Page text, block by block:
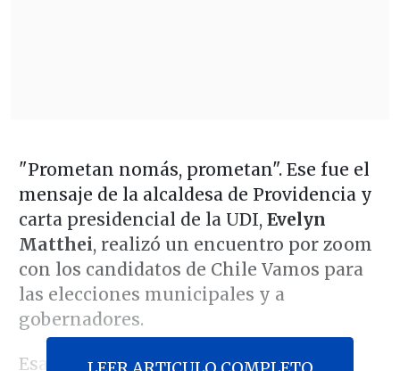
"Prometan nomás, prometan". Ese fue el
mensaje de la alcaldesa de Providencia y
carta presidencial de la UDI,Evelyn
Matthei, realizó un encuentro por zoom
con los candidatos de Chile Vamos para
las elecciones municipales y a
gobernadores.
Esa reunión abordó la necesidad de